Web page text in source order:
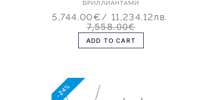
БРИЛЛИАНТАМИ
5,744.00€/ 11,234.12лв.
7,558.00€
ADD TO CART
-24%